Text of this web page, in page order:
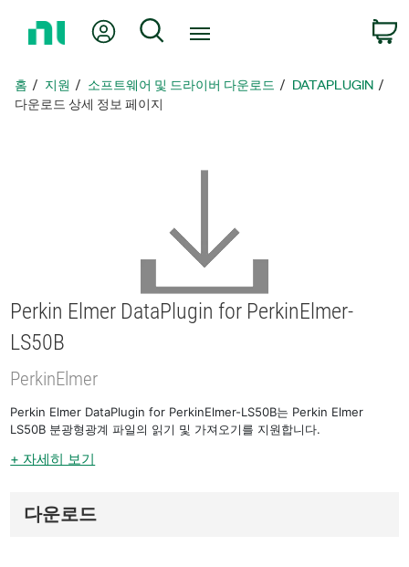
지
로
내 계정 검색
홈 지원 소프트웨어 및 드라이버 다운로드
DATAPLUGIN
다운로드 상세 정보 페이지
Perkin Elmer DataPlugin for PerkinElmer-
LS50B
PerkinElmer
Perkin Elmer DataPlugin for PerkinElmer-LS50B는 Perkin Elmer
LS50B 분광형광계 파일의 읽기 및 가져오기를 지원합니다.
+ 자세히 보기
다운로드